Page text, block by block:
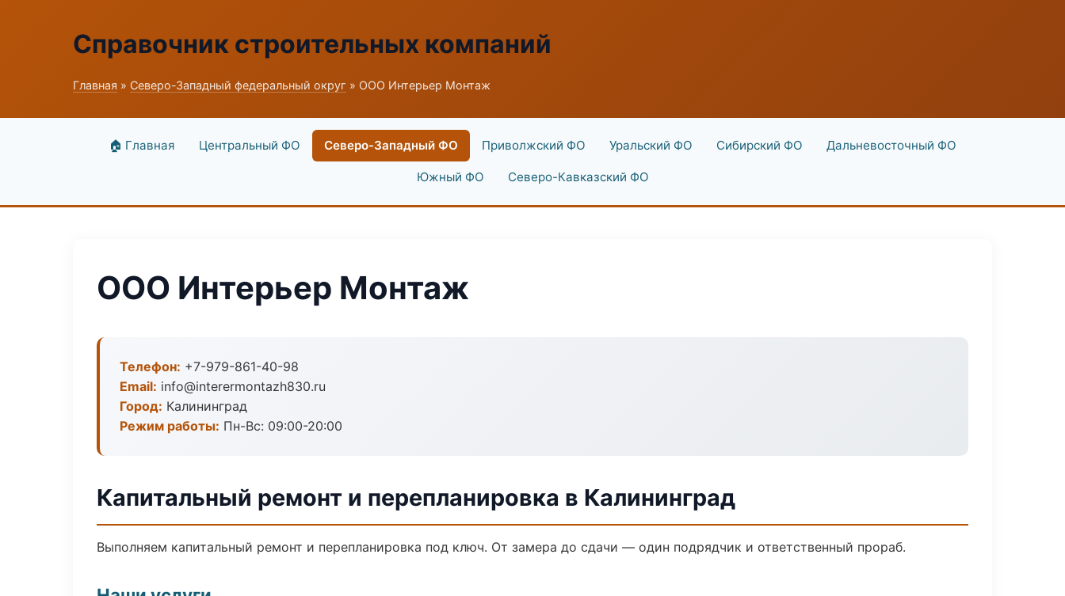
Справочник строительных компаний
Главная » Северо-Западный федеральный округ » ООО Интерьер Монтаж
🏠 Главная Центральный ФО Северо-Западный ФО Приволжский ФО Уральский ФО Сибирский ФО Дальневосточный ФО
Южный ФО Северо-Кавказский ФО
ООО Интерьер Монтаж
Телефон: +7-979-861-40-98
Email: info@interermontazh830.ru
Город: Калининград
Режим работы: Пн-Вс: 09:00-20:00
Капитальный ремонт и перепланировка в Калининград
Выполняем капитальный ремонт и перепланировка под ключ. От замера до сдачи — один подрядчик и ответственный прораб.